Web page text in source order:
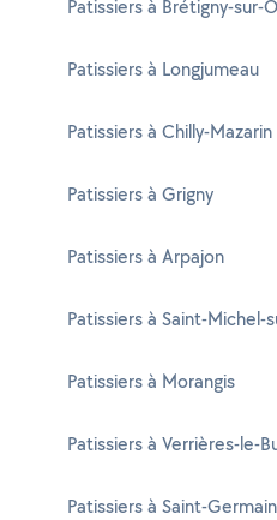
Patissiers à Brétigny-sur-
Patissiers à Longjumeau
Patissiers à Chilly-Mazarin
Patissiers à Grigny
Patissiers à Arpajon
Patissiers à Saint-Michel-
Patissiers à Morangis
Patissiers à Verrières-le-
Patissiers à Saint-